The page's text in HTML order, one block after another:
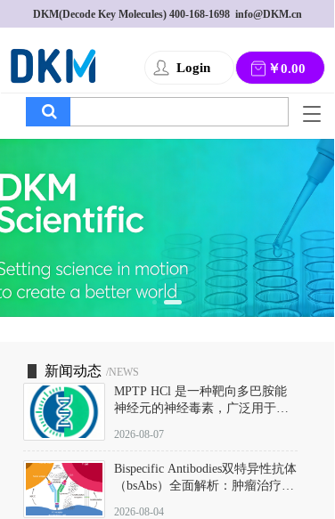
DKM(Decode Key Molecules) 400-168-1698
  info@DKM.cn
Login ￥0.00
T
g
g
l
a
v
i
g
a
新闻动态 /NEWS
MPTP HCl 是一种靶向多巴胺能
神经元的神经毒素，广泛用于构
以盐酸盐形式存在，可触发线粒
体介导的神经元凋亡。其经典应
用即为选择性损毁中脑黑质致密
部多巴胺能神经元，从而可靠模
拟帕金森病的核心病理与行为表
2026-08-07
Bispecific Antibodies双特异性抗体
（bsAbs）全面解析：肿瘤治疗的
2026-08-04